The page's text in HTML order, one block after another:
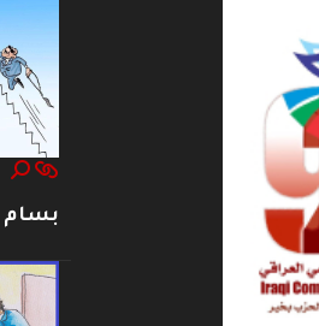
بسام